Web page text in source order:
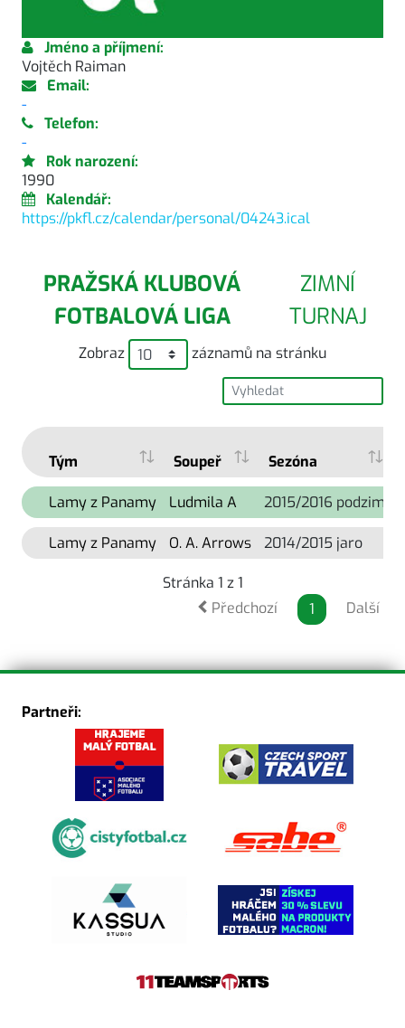
Jméno a příjmení:
Vojtěch Raiman
Email:
-
Telefon:
-
Rok narození:
1990
Kalendář:
https://pkfl.cz/calendar/personal/04243.ical
PRAŽSKÁ KLUBOVÁ
FOTBALOVÁ LIGA
ZIMNÍ
TURNAJ
Zobraz záznamů na stránku
Tým Soupeř Sezóna
Lamy z Panamy Ludmila A 2015/2016 podzim
Lamy z Panamy O. A. Arrows 2014/2015 jaro
Stránka 1 z 1
Předchozí
1 Další
Partneři: